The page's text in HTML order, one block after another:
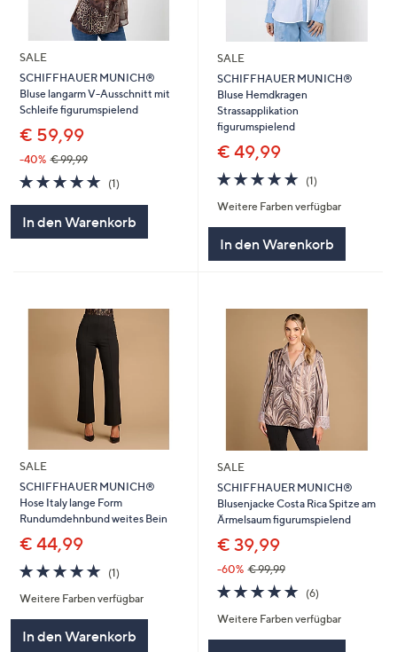
SALE
SCHIFFHAUER MUNICH®
Bluse langarm V-Ausschnitt mit
Schleife figurumspielend
€ 59,99
-40% € 99,99
5.0
von
(1)1
In den Warenkorb
SALE
SCHIFFHAUER MUNICH®
Bluse Hemdkragen
Strassapplikation
figurumspielend
€ 49,99
5.0
von
5
(1)1
Weitere Farben verfügbar
In den Warenkorb
SALE
SCHIFFHAUER MUNICH®
Hose Italy lange Form
Rundumdehnbund weites Bein
€ 44,99
5.0
von
5
(1)1
Weitere Farben verfügbar
In den Warenkorb
SALE
SCHIFFHAUER MUNICH®
Blusenjacke Costa Rica Spitze am
Ärmelsaum figurumspielend
€ 39,99
-60% € 99,99
5.0
von
5
(6)6
Weitere Farben verfügbar